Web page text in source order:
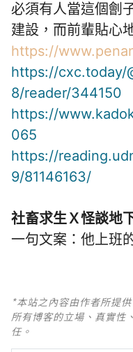
必須有人當這個劊
建設，而前輩貼心
https://
https://cxc.today/
8/reader/344150
https://
065
https://
9/81146163/
社畜求生Ｘ怪談地
一句文案：他上班
*本站之內容由作者所提
所有博客的立場、真實性
任。